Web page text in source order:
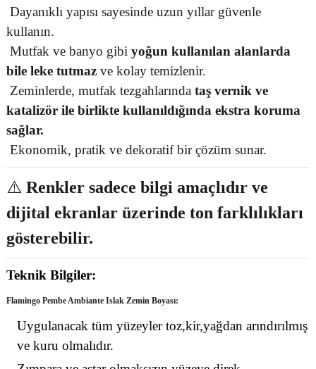
Dayanıklı yapısı sayesinde uzun yıllar güvenle
kullanın.
Mutfak ve banyo gibi yoğun kullanılan alanlarda
bile leke tutmaz ve kolay temizlenir.
Zeminlerde, mutfak tezgahlarında taş vernik ve
katalizör ile birlikte kullanıldığında ekstra koruma
sağlar.
Ekonomik, pratik ve dekoratif bir çözüm sunar.
⚠️ Renkler sadece bilgi amaçlıdır ve
dijital ekranlar üzerinde ton farklılıkları
gösterebilir.
Teknik Bilgiler:
Flamingo PembeAmbiante Islak Zemin Boyası:
Uygulanacak tüm yüzeyler toz,kir,yağdan arındırılmış
ve kuru olmalıdır.